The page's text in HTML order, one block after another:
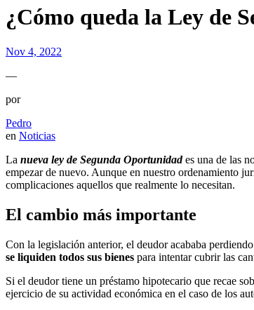
¿Cómo queda la Ley de
Nov 4, 2022
—
por
Pedro
en Noticias
La nueva ley de Segunda Oportunidades una de las
empezar de nuevo. Aunque en nuestro ordenamiento
complicaciones aquellos que realmente lo necesitan.
El cambio más importante
Con la legislación anterior, el deudor acababa
se liquiden todos sus bienes para intentar cubrir las
Si el deudor tiene un préstamo hipotecario que recae
ejercicio de su actividad económica en el caso de los